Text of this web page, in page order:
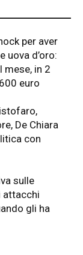
per aver
uova d’oro:
mese, in 2
euro
De Chiara
con
sulle
attacchi
gli ha